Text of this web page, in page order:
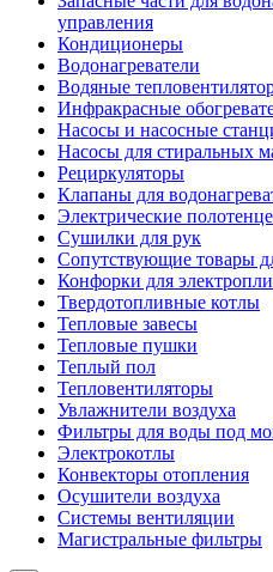
управления
Кондиционеры
Водонагреватели
Водяные
Инфракрасные
Насосы и насосные
Насосы для стиральных
Рециркуляторы
Клапаны для
Электрические
Сушилки для рук
Сопутствующие товары
Конфорки для
Твердотопливные котлы
Тепловые завесы
Тепловые пушки
Теплый пол
Тепловентиляторы
Увлажнители воздуха
Фильтры для воды под
Электрокотлы
Конвекторы отопления
Осушители воздуха
Системы вентиляции
Магистральные фильтры